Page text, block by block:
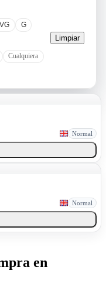
VG G
Limpiar
Cualquiera
Normal
Normal
en